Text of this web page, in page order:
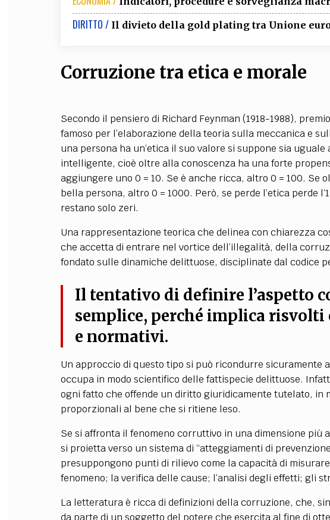
DIRITTO / Il divieto della gold plating tra Unione
Corruzione tra etica e morale
Secondo il pensiero di Richard Feynman (1918-1988),
famoso per l’elaborazione della teoria sulla meccanica e
una persona ha un’etica il suo valore si suppone sia uguale
intelligente, cioè oltre alla conoscenza ha una forte
aggiungere uno 0 = 10. Se è anche ricca, altro 0 = 100. Se
bella persona, altro 0 = 1000. Però, se perde l’etica perde
restano solo zeri.
Una rappresentazione teorica che delinea con chiarezza
che accetta di entrare nel vortice dell’illegalità, della
fondato sulle dinamiche delittuose, disciplinate dal codice
Il tentativo di definire l’aspetto
semplice, perché implica
e normativi.
Un approccio di questo tipo si può ricondurre sicuramente
occupa in modo scientifico delle fattispecie delittuose.
ogni fatto che offende un diritto giuridicamente tutelato, in
proporzionali al bene che si ritiene leso.
Se si affronta il fenomeno corruttivo in una dimensione più
si proietta verso un sistema di “atteggiamenti di
presuppongono punti di rilievo come la capacità di
fenomeno; la verifica delle cause; l’analisi degli effetti; gli
La letteratura è ricca di definizioni della corruzione, che,
da parte di un soggetto del potere che esercita al fine di